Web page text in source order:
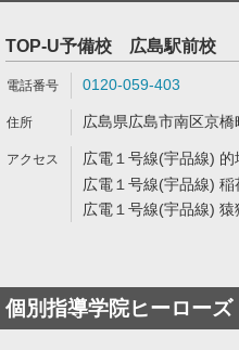
TOP-U予備校 広島駅前校
0120-059-403
広島県広島市南区京
広電１号線(宇品線)
広電１号線(宇品線)
広電１号線(宇品線)
個別指導学院ヒーローズ